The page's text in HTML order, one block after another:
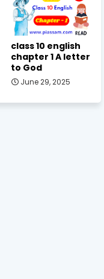
class 10 english
chapter 1 A letter
to God
June 29, 2025